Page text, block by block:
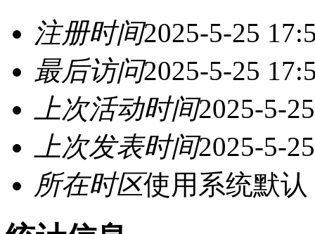
注册时间2025-5-25
最后访问2025-5-25
上次活动时间2025-5-
上次发表时间2025-5-
所在时区使用系统默认